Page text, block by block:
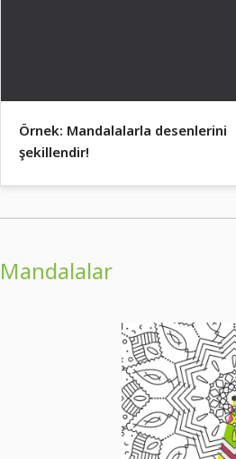
Örnek: Mandalalarla desenlerini
şekillendir!
Mandalalar